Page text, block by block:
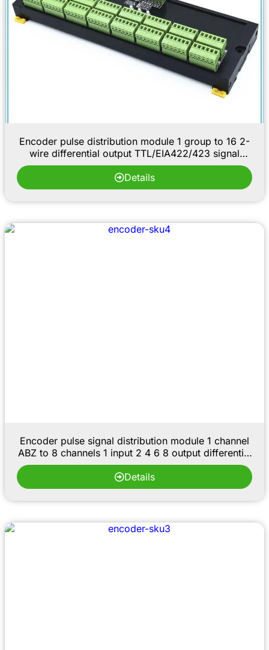
Encoder pulse distribution module 1 group to 16 2-
wire differential output TTL/EIA422/423 signal
expansion
Details
Encoder pulse signal distribution module 1 channel
ABZ to 8 channels 1 input 2 4 6 8 output differential
expansion
Details